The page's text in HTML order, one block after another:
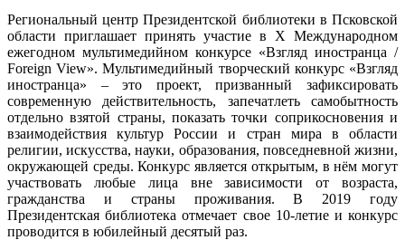
Региональный центр Президентской библиотеки в Псковской
области приглашает принять участие в X Международном
ежегодном мультимедийном конкурсе «Взгляд иностранца /
Foreign View». Мультимедийный творческий конкурс «Взгляд
иностранца» – это проект, призванный зафиксировать
современную действительность, запечатлеть самобытность
отдельно взятой страны, показать точки соприкосновения и
взаимодействия культур России и стран мира в области
религии, искусства, науки, образования, повседневной жизни,
окружающей среды. Конкурс является открытым, в нём могут
участвовать любые лица вне зависимости от возраста,
гражданства и страны проживания. В 2019 году
Президентская библиотека отмечает свое 10-летие и конкурс
проводится в юбилейный десятый раз.